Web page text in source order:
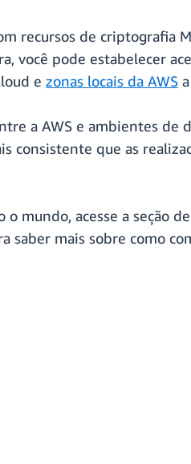
recursos de criptografia
você pode estabelecer
e zonas locais da AWS
a AWS e ambientes de
consistente que as
mundo, acesse a seção de
saber mais sobre como